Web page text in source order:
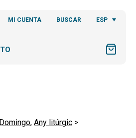
MI CUENTA BUSCAR ESP
Domingo, Any litúrgic >